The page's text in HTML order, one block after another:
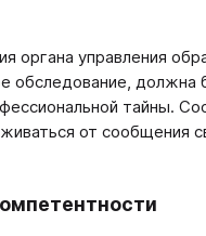
органа управления
обследование,
тайны.
от сообщения